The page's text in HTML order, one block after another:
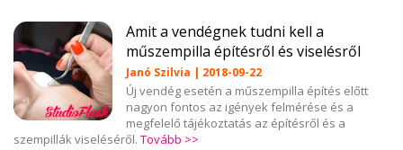
Amit a vendégnek tudni kell a
műszempilla építésről és viselésről
Janó Szilvia | 2018-09-22
Új vendég esetén a műszempilla építés előtt
nagyon fontos az igények felmérése és a
megfelelő tájékoztatás az építésről és a
szempillák viseléséről. Tovább >>